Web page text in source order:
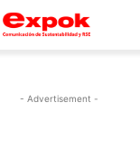
- Advertisement -